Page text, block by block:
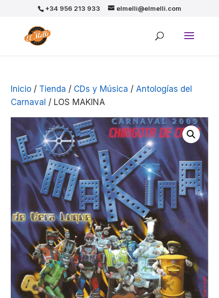
+34 956 213 933 elmelli@elmelli.com
Inicio / Tienda / CDs y Música / Antologías del
Carnaval / LOS MAKINA